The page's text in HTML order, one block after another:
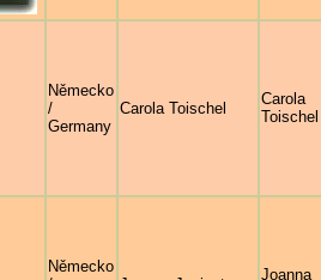
Německo
/
Germany
Carola Toischel
Carola
Toischel
Německo
Joanna